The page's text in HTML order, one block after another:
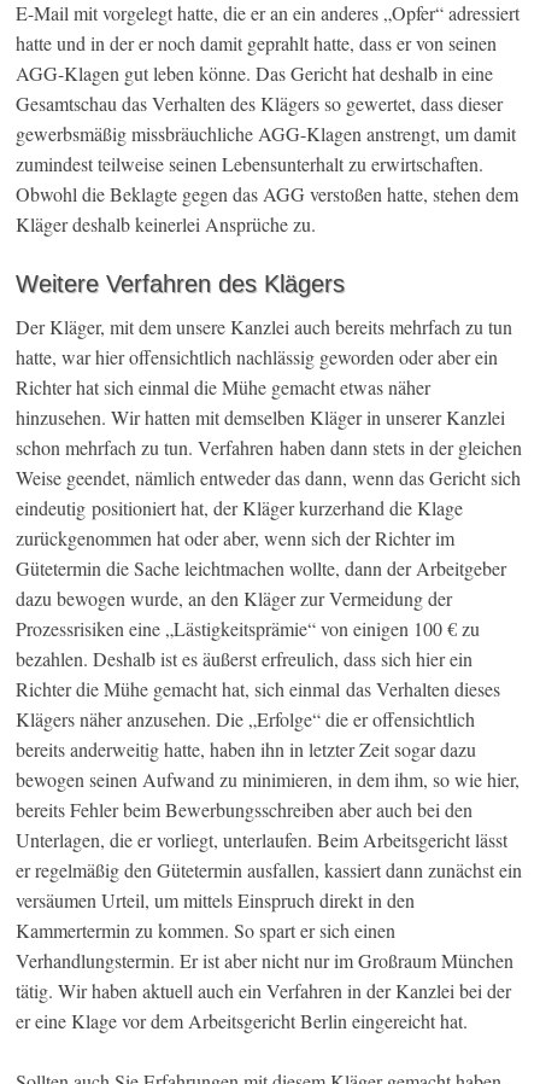
E-Mail mit vorgelegt hatte, die er an ein anderes „Opfer“ adressiert
hatte und in der er noch damit geprahlt hatte, dass er von seinen
AGG-Klagen gut leben könne. Das Gericht hat deshalb in eine
Gesamtschau das Verhalten des Klägers so gewertet, dass dieser
gewerbsmäßig missbräuchliche AGG-Klagen anstrengt, um damit
zumindest teilweise seinen Lebensunterhalt zu erwirtschaften.
Obwohl die Beklagte gegen das AGG verstoßen hatte, stehen dem
Kläger deshalb keinerlei Ansprüche zu.
Weitere Verfahren des Klägers
Der Kläger, mit dem unsere Kanzlei auch bereits mehrfach zu tun
hatte, war hier offensichtlich nachlässig geworden oder aber ein
Richter hat sich einmal die Mühe gemacht etwas näher
hinzusehen. Wir hatten mit demselben Kläger in unserer Kanzlei
schon mehrfach zu tun. Verfahren haben dann stets in der gleichen
Weise geendet, nämlich entweder das dann, wenn das Gericht sich
eindeutig positioniert hat, der Kläger kurzerhand die Klage
zurückgenommen hat oder aber, wenn sich der Richter im
Gütetermin die Sache leichtmachen wollte, dann der Arbeitgeber
dazu bewogen wurde, an den Kläger zur Vermeidung der
Prozessrisiken eine „Lästigkeitsprämie“ von einigen 100 € zu
bezahlen. Deshalb ist es äußerst erfreulich, dass sich hier ein
Richter die Mühe gemacht hat, sich einmal das Verhalten dieses
Klägers näher anzusehen. Die „Erfolge“ die er offensichtlich
bereits anderweitig hatte, haben ihn in letzter Zeit sogar dazu
bewogen seinen Aufwand zu minimieren, in dem ihm, so wie hier,
bereits Fehler beim Bewerbungsschreiben aber auch bei den
Unterlagen, die er vorliegt, unterlaufen. Beim Arbeitsgericht lässt
er regelmäßig den Gütetermin ausfallen, kassiert dann zunächst ein
versäumen Urteil, um mittels Einspruch direkt in den
Kammertermin zu kommen. So spart er sich einen
Verhandlungstermin. Er ist aber nicht nur im Großraum München
tätig. Wir haben aktuell auch ein Verfahren in der Kanzlei bei der
er eine Klage vor dem Arbeitsgericht Berlin eingereicht hat.